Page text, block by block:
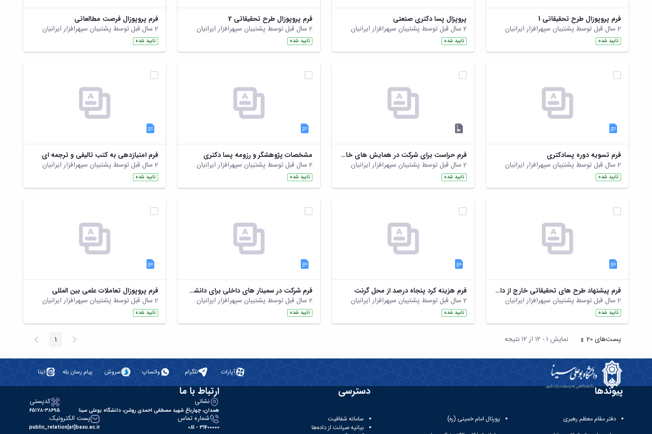
فرم پروپوزال طرح تحقیقاتی 1
2 سال قبل توسط پشتیبان سپهرافزار ایرانیان
تایید شده
پروپزال پسا دکتری صنعتی
2 سال قبل توسط پشتیبان سپهرافزار ایرانیان
تایید شده
فرم پروپوزال طرح تحقیقاتی 2
2 سال قبل توسط پشتیبان سپهرافزار ایرانیان
تایید شده
فرم پروپوزال فرصت مطالعاتی
2 سال قبل توسط پشتیبان سپهرافزار ایرانیان
تایید شده
فرم تسویه دوره پسادکتری
2 سال قبل توسط پشتیبان سپهرافزار ایرانیان
تایید شده
فرم حراست برای شرکت در همایش های خارج کشور.zip
2 سال قبل توسط پشتیبان سپهرافزار ایرانیان
تایید شده
مشخصات پژوهشگر و رزومه پسا دکتری
2 سال قبل توسط پشتیبان سپهرافزار ایرانیان
تایید شده
فرم امتیازدهی به کتب تالیفی و ترجمه ای
2 سال قبل توسط پشتیبان سپهرافزار ایرانیان
تایید شده
فرم پیشنهاد طرح های تحقیقاتی خارج از دانشگاه
2 سال قبل توسط پشتیبان سپهرافزار ایرانیان
تایید شده
فرم هزینه کرد پنجاه درصد از محل گرنت
2 سال قبل توسط پشتیبان سپهرافزار ایرانیان
تایید شده
فرم شرکت در سمینار های داخلی برای دانشجویان تحصیلات تکمیلی.doc
2 سال قبل توسط پشتیبان سپهرافزار ایرانیان
تایید شده
فرم پروپوزال تعاملات علمی بین المللی
2 سال قبل توسط پشتیبان سپهرافزار ایرانیان
تایید شده
پست‌‌های 20هر صفحه نمایش ۱ - ۱۲ از ۱۲ نتیجه پیغام
قبلی صفحه1 صفحه
بعد
آپارات تلگرام واتساپ سروش پیام رسان بله ایتا
پیوندها
دفتر مقام معظم رهبری
پورتال امام خمینی (ره)
دسترسی
سامانه شفافیت
بیانیه صیانت از داده‌ها
ارتباط با ما
نشانی
همدان، چهارباغ شهید مصطفی احمدی روشن، دانشگاه بوعلی سینا
کدپستی
۶۵۱۷۸-۳۸۶۹۵
شماره تماس
31400000 - 081
پست الکترونیک
public_relation[at]basu.ac.ir